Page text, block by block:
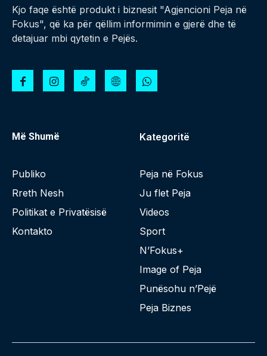
Kjo faqe është produkt i biznesit "Agjencioni Peja në
Fokus", që ka për qëllim informimin e gjerë dhe të
detajuar mbi qytetin e Pejës.
Më Shumë
Publiko
Rreth Nesh
Politikat e Privatësisë
Kontakto
Kategoritë
Peja në Fokus
Ju flet Peja
Videos
Sport
N’Fokus+
Image of Peja
Punësohu n’Pejë
Peja Biznes